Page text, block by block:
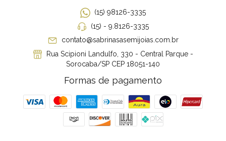
(15) 98126-3335
(15) - 9.8126-3335
contato@sabrinasasemijoias.com.br
Rua Scipioni Landulfo, 330 - Central Parque -
Sorocaba/SP CEP 18051-140
Formas de pagamento